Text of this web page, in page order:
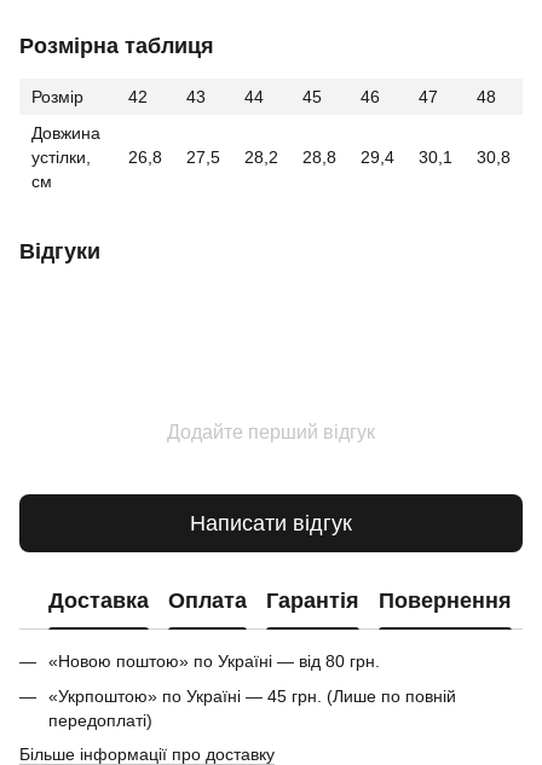
Розмірна таблиця
Розмір 42 43 44 45 46 47
48
Довжина
устілки,
см
26,8 27,5 28,2 28,8 29,4 30,1 30,8
Відгуки
Додайте перший відгук
Написати відгук
Доставка Оплата Гарантія Повернення
«Новою поштою» по Україні — від 80 грн.
«Укрпоштою» по Україні — 45 грн. (Лише по повній
передоплаті)
Більше інформації про доставку